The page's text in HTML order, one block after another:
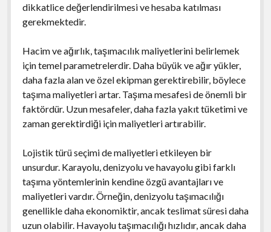
dikkatlice değerlendirilmesi ve hesaba katılması
gerekmektedir.
Hacim ve ağırlık, taşımacılık maliyetlerini belirlemek
için temel parametrelerdir. Daha büyük ve ağır yükler,
daha fazla alan ve özel ekipman gerektirebilir, böylece
taşıma maliyetleri artar. Taşıma mesafesi de önemli bir
faktördür. Uzun mesafeler, daha fazla yakıt tüketimi ve
zaman gerektirdiği için maliyetleri artırabilir.
Lojistik türü seçimi de maliyetleri etkileyen bir
unsurdur. Karayolu, denizyolu ve havayolu gibi farklı
taşıma yöntemlerinin kendine özgü avantajları ve
maliyetleri vardır. Örneğin, denizyolu taşımacılığı
genellikle daha ekonomiktir, ancak teslimat süresi daha
uzun olabilir. Havayolu taşımacılığı hızlıdır, ancak daha